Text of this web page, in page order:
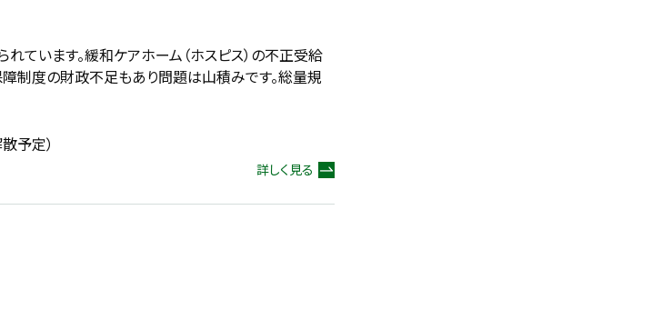
ています。緩和ケアホーム（ホスピス）の不正受給
制度の財政不足もあり問題は山積みです。総量規
予定）
詳しく見る